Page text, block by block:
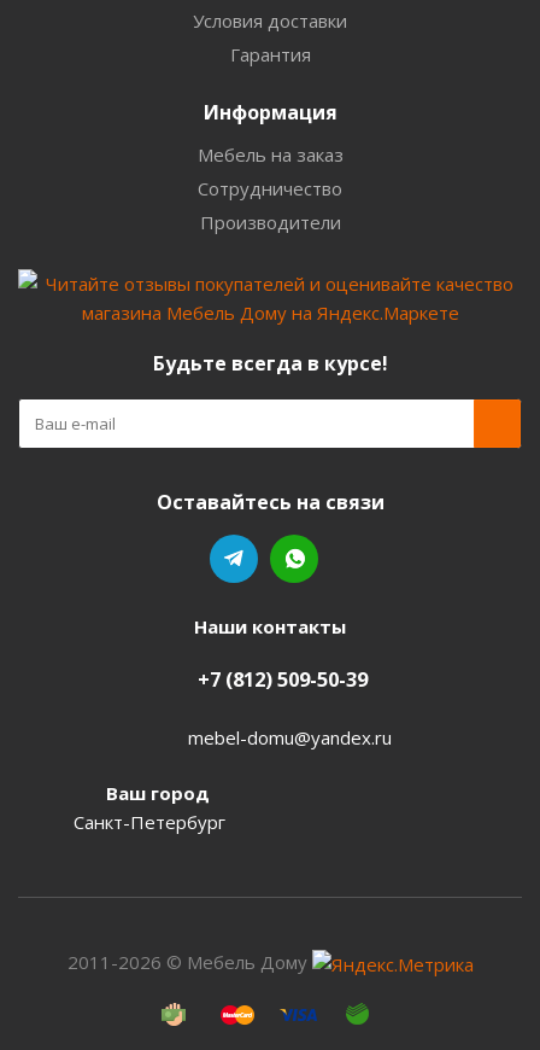
Условия доставки
Гарантия
Информация
Мебель на заказ
Сотрудничество
Производители
Будьте всегда в курсе!
Оставайтесь на связи
Наши контакты
+7 (812) 509-50-39
mebel-domu@yandex.ru
Ваш город
Санкт-Петербург
2011-2026 © Мебель Дому